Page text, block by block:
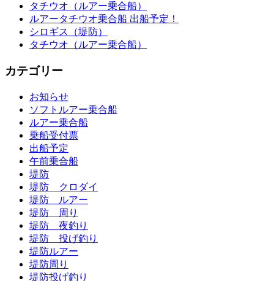
タチウオ（ルアー乗合船）
ルアータチウオ乗合船 出船予定！
シロギス（堤防）
タチウオ（ルアー乗合船）
カテゴリー
お知らせ
ソフトルアー乗合船
ルアー乗合船
乗船受付票
出船予定
午前乗合船
堤防
堤防 クロダイ
堤防 ルアー
堤防 周り
堤防 夜釣り
堤防 投げ釣り
堤防ルアー
堤防周り
堤防投げ釣り